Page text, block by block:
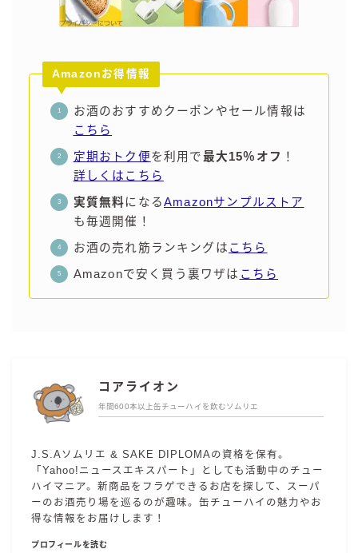
レモン・ザ・リッチ
キレートレモンサワー
愛のスコールホワイトサワー
WATER SOUR(ウォーターサワ)
宝酒造
焼酎ハイボール
宝焼酎のお茶割りシリーズ
極上フルーツサワー
檸檬堂
オリオンビール
natura WATTA
ちゅらWATTA
合同酒精
Amazonお得情報
お酒のおすすめクーポンやセール情報は
こちら
定期おトク便を利用で最大15％オフ ！
詳しくはこちら
実質無料になるAmazonサンプルストア
も毎週開催！
お酒の売れ筋ランキングは こちら
Amazonで安く買う裏ワザは こちら
コアライオン
年間600本以上缶チューハイを飲むソムリエ
J.S.Aソムリエ & SAKE DIPLOMAの資格を保有。
「Yahoo!ニュースエキスパート」としても活動中のチュー
ハイマニア。新商品をフラゲできるお店を探して、スーパ
ーのお酒売り場を巡るのが趣味。缶チューハイの魅力やお
得な情報をお届けします！
プロフィールを読む